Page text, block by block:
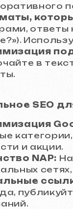
ответы
в
SEO
и акции.
NAP: